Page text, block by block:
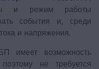
и режим работы
события и, среди
и напряжения.
имеет возможность
не требуется